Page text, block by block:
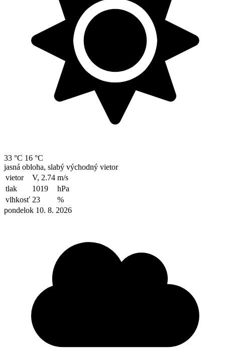
33 °C 16 °C
jasná obloha, slabý východný vietor
vietor
V, 2.74 m/s
tlak
1019
hPa
vlhkosť 23
%
pondelok 10. 8. 2026